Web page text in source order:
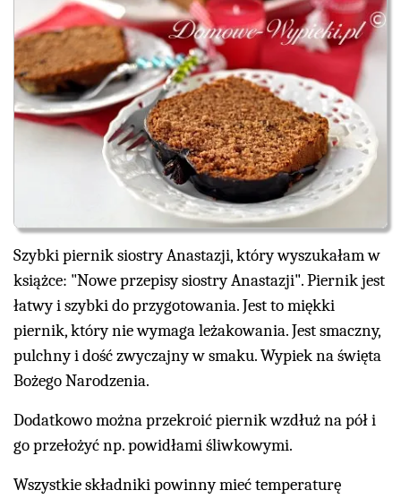
Szybki piernik siostry Anastazji, który wyszukałam w
książce: "Nowe przepisy siostry Anastazji". Piernik jest
łatwy i szybki do przygotowania. Jest to miękki
piernik, który nie wymaga leżakowania. Jest smaczny,
pulchny i dość zwyczajny w smaku. Wypiek na święta
Bożego Narodzenia.
Dodatkowo można przekroić piernik wzdłuż na pół i
go przełożyć np. powidłami śliwkowymi.
Wszystkie składniki powinny mieć temperaturę